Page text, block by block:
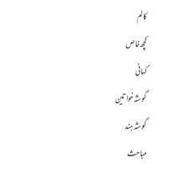
کالم
کچھ خاص
کہانی
گوشہ خواتین
گوشہ ہند
مباحث